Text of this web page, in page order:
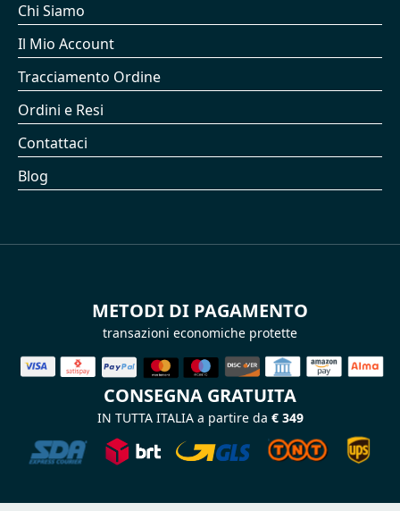
Chi Siamo
Il Mio Account
Tracciamento Ordine
Ordini e Resi
Contattaci
Blog
METODI DI PAGAMENTO
transazioni economiche protette
CONSEGNA GRATUITA
IN TUTTA ITALIA a partire da € 349